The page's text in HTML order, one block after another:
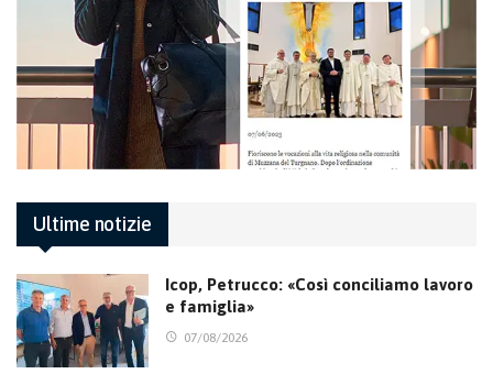
Ultime notizie
Icop, Petrucco: «Così conciliamo lavoro
e famiglia»
07/08/2026